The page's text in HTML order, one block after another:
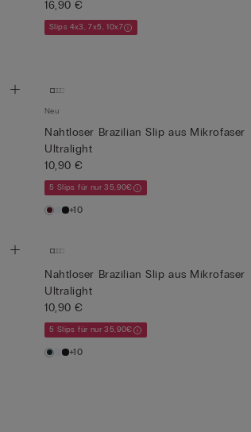
16,90 €
Slips 4x3, 7x5, 10x7
Neu
Nahtloser Brazilian Slip aus Mikrofaser
Ultralight
10,90 €
5 Slips für nur 35,90€
+10
Nahtloser Brazilian Slip aus Mikrofaser
Ultralight
10,90 €
5 Slips für nur 35,90€
+10